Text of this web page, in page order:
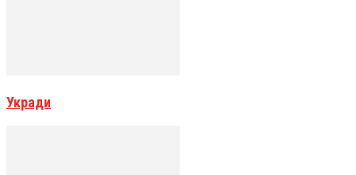
Укради